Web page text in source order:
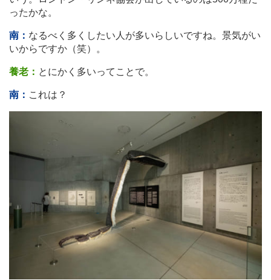
ったかな。
南： なるべく多くしたい人が多いらしいですね。景気がい
いからですか（笑）。
養老： とにかく多いってことで。
南： これは？